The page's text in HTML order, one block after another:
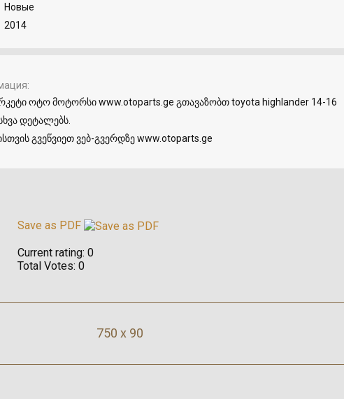
Новые
2014
ოტო მოტორსი www.otoparts.ge გთავაზობთ toyota highlander 14-16
დეტალებს.
გვეწვიეთ ვებ-გვერდზე www.otoparts.ge
Save as PDF
Current rating: 0
Total Votes: 0
750 x 90